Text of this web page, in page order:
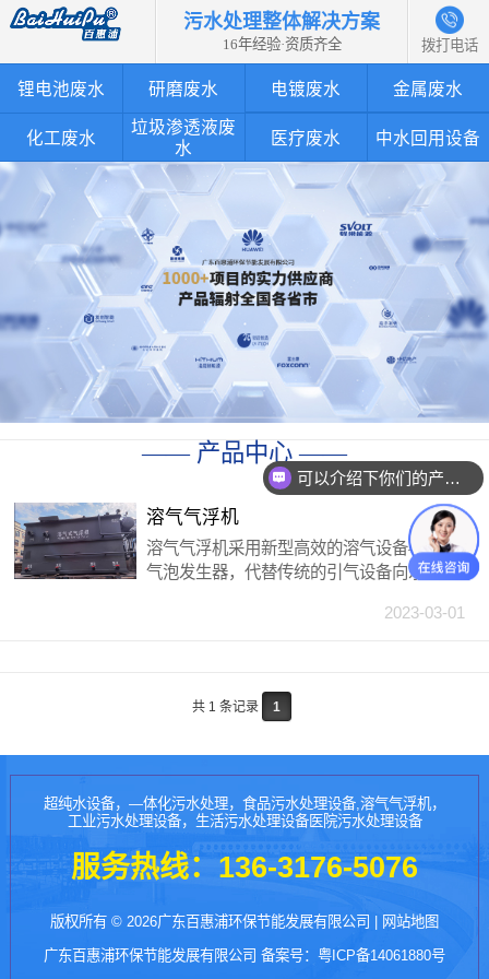
污水处理整体解决方案
16年经验·资质齐全 拨打电话
锂电池废水 研磨废水 电镀废水 金属废水
化工废水
垃圾渗透液废
水
医疗废水 中水回用设备
—— 产品中心 ——
溶气气浮机
溶气气浮机采用新型高效的溶气设备——微
气泡发生器，代替传统的引气设备向水中溶
箱体、刮渣机、螺旋出料机共同组成一个完
2023-03-01
共 1 条记录 1
超纯水设备，—体化污水处理，食品污水处理设备,溶气气浮机，
工业污水处理设备，生活污水处理设备医院污水处理设备
服务热线：136-3176-5076
版权所有 © 2026广东百惠浦环保节能发展有限公司 | 网站地图
广东百惠浦环保节能发展有限公司 备案号： 粤ICP备14061880号
可以介绍下你们的产品么？